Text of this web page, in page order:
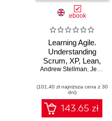
ebook
Learning Agile.
Understanding
Scrum, XP, Lean,
and Kanban
Andrew Stellman, Jennifer Greene
(101,40 zł najniższa cena z 30
dni)
143.65 zł